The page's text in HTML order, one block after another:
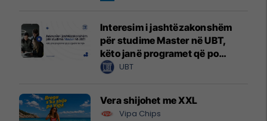
Interesim i jashtëzakonshëm
për studime Master në UBT,
këto janë programet që po
zgjedhin të rinjtë
UBT
Vera shijohet me XXL
Vipa Chips